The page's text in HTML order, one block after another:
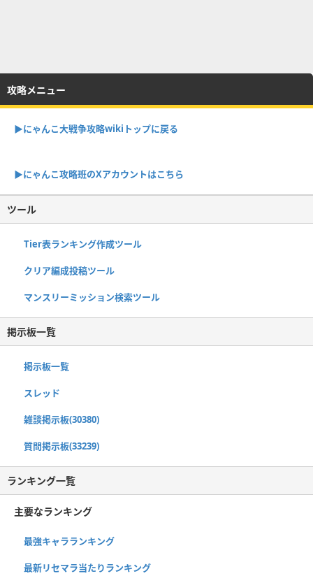
攻略メニュー
▶︎にゃんこ大戦争攻略wikiトップに戻る
▶︎にゃんこ攻略班のXアカウントはこちら
ツール
Tier表ランキング作成ツール
クリア編成投稿ツール
マンスリーミッション検索ツール
掲示板一覧
掲示板一覧
スレッド
雑談掲示板(30380)
質問掲示板(33239)
ランキング一覧
主要なランキング
最強キャラランキング
最新リセマラ当たりランキング